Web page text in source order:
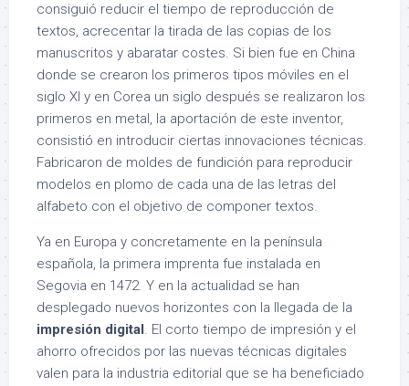
consiguió reducir el tiempo de reproducción de
textos, acrecentar la tirada de las copias de los
manuscritos y abaratar costes. Si bien fue en China
donde se crearon los primeros tipos móviles en el
siglo XI y en Corea un siglo después se realizaron los
primeros en metal, la aportación de este inventor,
consistió en introducir ciertas innovaciones técnicas.
Fabricaron de moldes de fundición para reproducir
modelos en plomo de cada una de las letras del
alfabeto con el objetivo de componer textos.
Ya en Europa y concretamente en la península
española, la primera imprenta fue instalada en
Segovia en 1472. Y en la actualidad se han
desplegado nuevos horizontes con la llegada de la
impresión digital. El corto tiempo de impresión y el
ahorro ofrecidos por las nuevas técnicas digitales
valen para la industria editorial que se ha beneficiado